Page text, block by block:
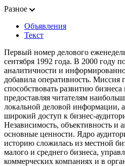
Разное
Объявления
Текст
Первый номер делового
сентября 1992 года. В 2000 году
аналитичности и
добавила оперативность. Миссия
способствовать развитию
предоставляя читателям
локальной деловой информации,
широкий доступ к бизнес-
Независимость, объективность и
основные ценности. Ядро
историю сложилась из местной
малого и среднего бизнеса,
коммерческих компаниях и в